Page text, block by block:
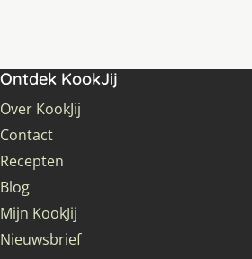
Ontdek KookJij
Over KookJij
Contact
Recepten
Blog
Mijn KookJij
Nieuwsbrief